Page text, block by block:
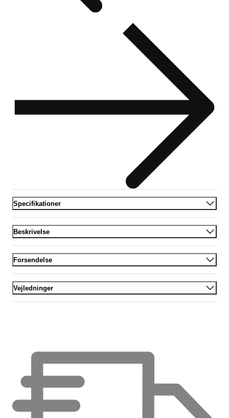
Specifikationer
Beskrivelse
Forsendelse
Vejledninger